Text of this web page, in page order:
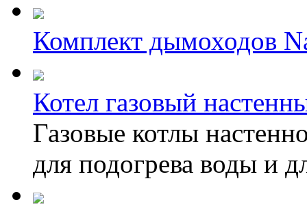
Комплект дымоходов
Котел газовый
Газовые котлы
для подогрева воды и